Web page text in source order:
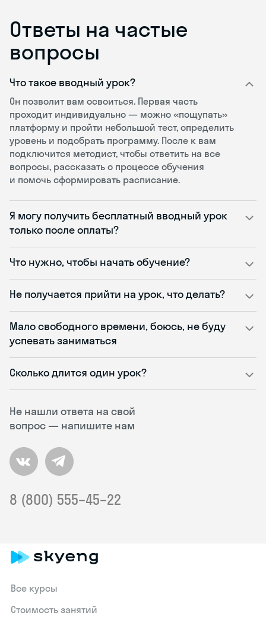
Ответы на частые
вопросы
Не нашли ответа на свой
вопрос — напишите нам
8 (800) 555–45–22
Что такое вводный урок?
Он позволит вам освоиться. Первая часть
проходит индивидуально — можно «пощупать»
платформу и пройти небольшой тест, определить
уровень и подобрать программу. После к вам
подключится методист, чтобы ответить на все
вопросы, рассказать о процессе обучения
и помочь сформировать расписание.
Я могу получить бесплатный вводный урок
только после оплаты?
Что нужно, чтобы начать обучение?
Не получается прийти на урок, что делать?
Мало свободного времени, боюсь, не буду
успевать заниматься
Сколько длится один урок?
Все курсы
Стоимость занятий